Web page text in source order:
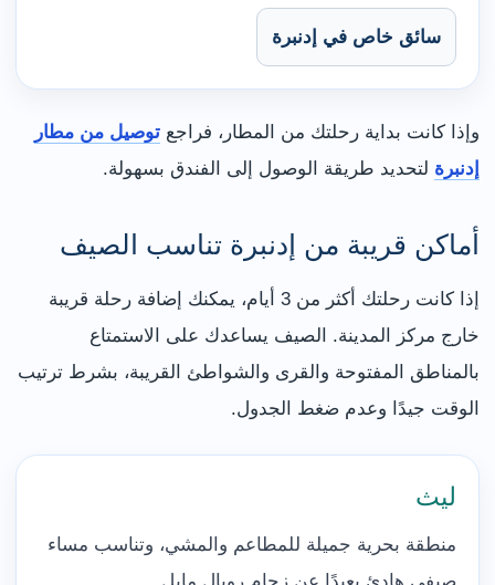
سائق خاص في إدنبرة
وإذا كانت بداية رحلتك من المطار، فراجع توصيل من مطار
إدنبرة لتحديد طريقة الوصول إلى الفندق بسهولة.
أماكن قريبة من إدنبرة تناسب الصيف
إذا كانت رحلتك أكثر من 3 أيام، يمكنك إضافة رحلة قريبة
خارج مركز المدينة. الصيف يساعدك على الاستمتاع
بالمناطق المفتوحة والقرى والشواطئ القريبة، بشرط ترتيب
الوقت جيدًا وعدم ضغط الجدول.
ليث
منطقة بحرية جميلة للمطاعم والمشي، وتناسب مساء